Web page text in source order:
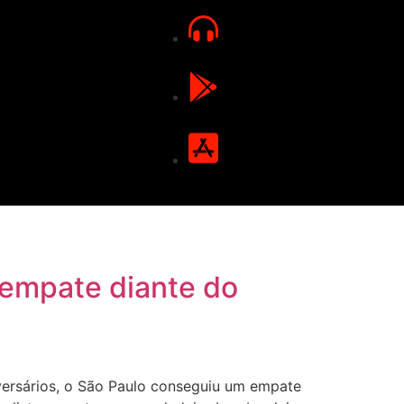
diante do
o São Paulo conseguiu um empate